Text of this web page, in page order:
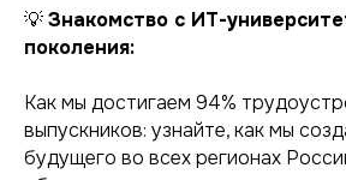
💡Знакомство с ИТ-
поколения:
Как мы достигаем 94%
выпускников: узнайте, как мы
будущего во всех регионах